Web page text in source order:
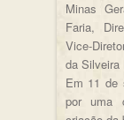
Minas
Faria,
Vice-
da Silveira
Em 11 de
por uma